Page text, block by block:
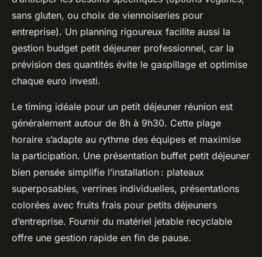
sans gluten, ou choix de viennoiseries pour
entreprise). Un planning rigoureux facilite aussi la
gestion budget petit déjeuner professionnel, car la
prévision des quantités évite le gaspillage et optimise
chaque euro investi.
Le timing idéale pour un petit déjeuner réunion est
généralement autour de 8h à 9h30. Cette plage
horaire s’adapte au rythme des équipes et maximise
la participation. Une présentation buffet petit déjeuner
bien pensée simplifie l’installation : plateaux
superposables, verrines individuelles, présentations
colorées avec fruits frais pour petits déjeuners
d’entreprise. Fournir du matériel jetable recyclable
offre une gestion rapide en fin de pause.